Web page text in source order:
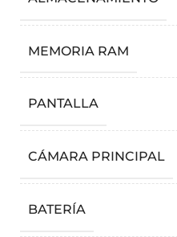
MEMORIA RAM
PANTALLA
CÁMARA PRINCIPAL
BATERÍA